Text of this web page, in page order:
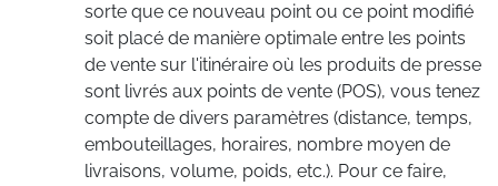
sorte que ce nouveau point ou ce point modifié
soit placé de manière optimale entre les points
de vente sur l'itinéraire où les produits de presse
sont livrés aux points de vente (POS), vous tenez
compte de divers paramètres (distance, temps,
embouteillages, horaires, nombre moyen de
livraisons, volume, poids, etc.). Pour ce faire,